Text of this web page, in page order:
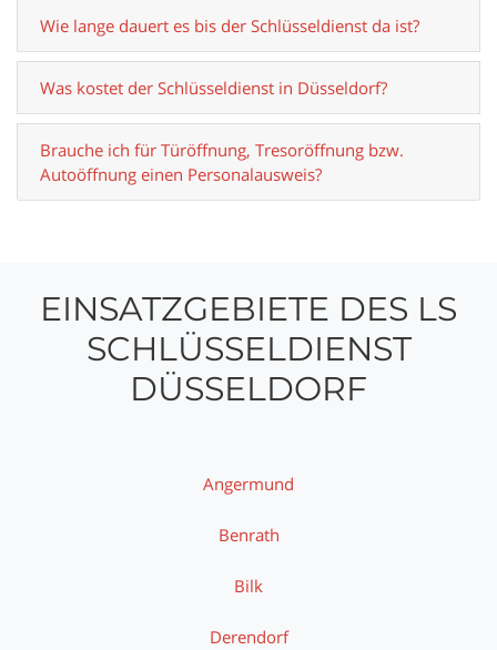
Wie lange dauert es bis der Schlüsseldienst da ist?
Was kostet der Schlüsseldienst in Düsseldorf?
Brauche ich für Türöffnung, Tresoröffnung bzw.
Autoöffnung einen Personalausweis?
EINSATZGEBIETE DES LS
SCHLÜSSELDIENST
DÜSSELDORF
Angermund
Benrath
Bilk
Derendorf